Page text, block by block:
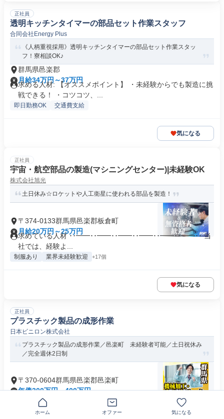
正社員
透明キッチンタイマーの部品セット作業スタッフ
合同会社Energy Plus
《人柄重視採用》透明キッチンタイマーの部品セット作業スタッ
フ！寮相談OK♪
群馬県邑楽郡
月給34万円～37万円
求める人材: 【オススメポイント】 ・未経験からでも製造に挑
戦できる！ ・コツコツ、...
即日勤務OK 交通費支給
気になる
正社員
宇宙・航空部品の製造(マシニングセンター)|未経験OK
株式会社旭光
土日休み☆ロケットや人工衛星に使われる部品を製造！
〒374-0133群馬県邑楽郡板倉町
月給20万円～25万円
求めている人材 ･･━━･･━━･･━━･･━━･･━━･･━━･･ 当
社では、経験よ...
制服あり 業界未経験歓迎 +17個
気になる
正社員
プラスチック製品の成形作業
日本ビニロン株式会社
プラスチック製品の成形作業／邑楽町 未経験者可能／土日祝休み
／完全週休2日制
〒370-0604群馬県邑楽郡邑楽町
年俸300万円～400万円
運転免許（AT限定可）
ホーム オファー 気になる